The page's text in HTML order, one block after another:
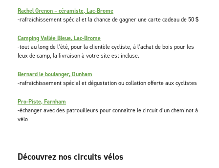
Rachel Grenon – céramiste, Lac-Brome
-rafraîchissement spécial et la chance de gagner une carte cadeau de 50 $
Camping Vallée Bleue, Lac-Brome
-tout au long de l’été, pour la clientèle cycliste, à l’achat de bois pour les
feux de camp, la livraison à votre site est incluse.
Bernard le boulanger, Dunham
-rafraîchissement spécial et dégustation ou collation offerte aux cyclistes
Pro-Piste, Farnham
-échanger avec des patrouilleurs pour connaître le circuit d’un cheminot à
vélo
Découvrez nos circuits vélos